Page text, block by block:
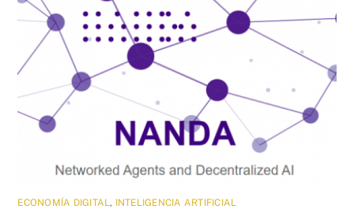
ECONOMÍA DIGITAL , INTELIGENCIA ARTIFICIAL